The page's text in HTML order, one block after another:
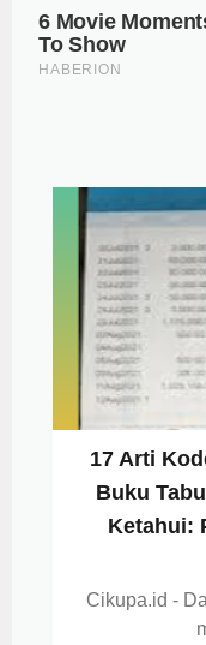
17 Arti
Buku
Ketahui:
Cikupa.id -